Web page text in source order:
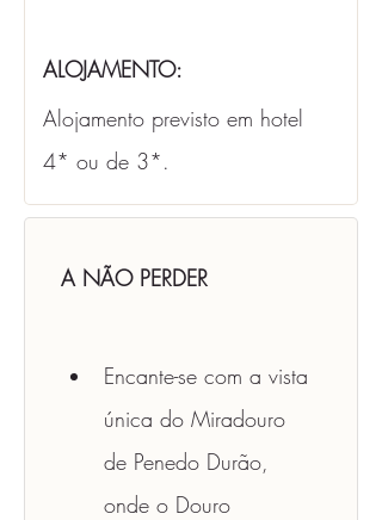
ALOJAMENTO:
Alojamento previsto em hotel
4* ou de 3*.
A NÃO PERDER
Encante-se com a vista
única do Miradouro
de Penedo Durão,
onde o Douro